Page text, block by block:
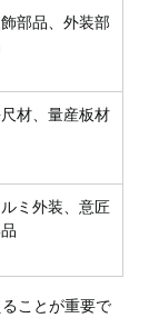
部品、外装部
材、量産板材
ミ外装、意匠
ことが重要で